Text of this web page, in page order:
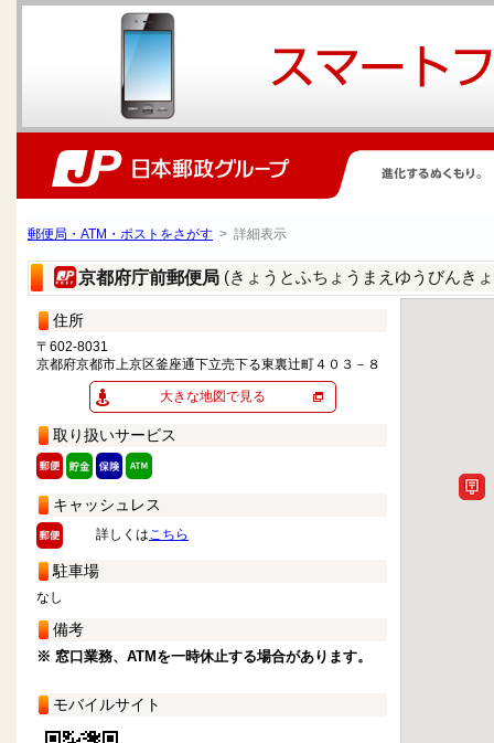
郵便局・ATM・ポストをさがす > 詳細表示
京都府庁前郵便局 (きょうとふちょうまえゆうびんき
住所
〒602-8031
京都府京都市上京区釜座通下立売下る東裏辻町４０３－８
大きな地図で見る
取り扱いサービス
キャッシュレス
詳しくはこちら
駐車場
なし
備考
※ 窓口業務、ATMを一時休止する場合があります。
モバイルサイト